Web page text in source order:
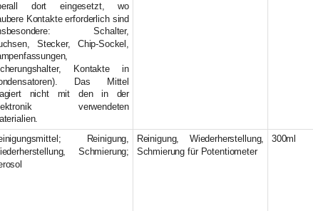
dort eingesetzt, wo
Kontakte erforderlich sind
Schalter,
Stecker, Chip-Sockel,
Kontakte in
Das Mittel
nicht mit den in der
verwendeten
Reinigung,
Schmierung;
Reinigung, Wiederherstellung,
Schmierung für Potentiometer
300ml